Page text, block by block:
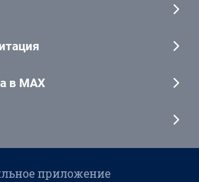
в MAX
приложение